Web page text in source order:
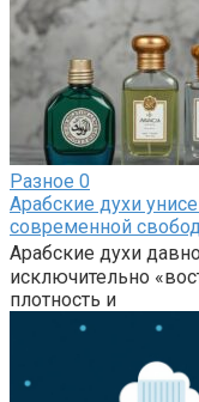
Разное 0
Арабские духи
современной
Арабские духи
исключительно
плотность и